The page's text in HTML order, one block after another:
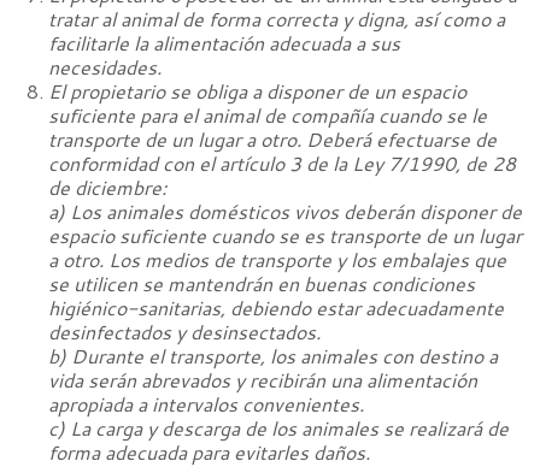
tratar al animal de forma correcta y digna, así como a
facilitarle la alimentación adecuada a sus
necesidades.
El propietario se obliga a disponer de un espacio
suficiente para el animal de compañía cuando se le
transporte de un lugar a otro. Deberá efectuarse de
conformidad con el artículo 3 de la Ley 7/1990, de 28
de diciembre:
a) Los animales domésticos vivos deberán disponer de
espacio suficiente cuando se es transporte de un lugar
a otro. Los medios de transporte y los embalajes que
se utilicen se mantendrán en buenas condiciones
higiénico-sanitarias, debiendo estar adecuadamente
desinfectados y desinsectados.
b) Durante el transporte, los animales con destino a
vida serán abrevados y recibirán una alimentación
apropiada a intervalos convenientes.
c) La carga y descarga de los animales se realizará de
forma adecuada para evitarles daños.